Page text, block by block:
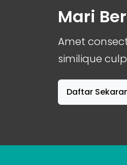
Mari
Amet
similique
Daftar